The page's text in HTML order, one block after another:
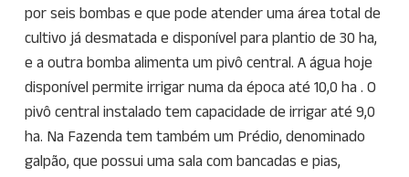
por seis bombas e que pode atender uma área total de
cultivo já desmatada e disponível para plantio de 30 ha,
e a outra bomba alimenta um pivô central. A água hoje
disponível permite irrigar numa da época até 10,0 ha . O
pivô central instalado tem capacidade de irrigar até 9,0
ha. Na Fazenda tem também um Prédio, denominado
galpão, que possui uma sala com bancadas e pias,